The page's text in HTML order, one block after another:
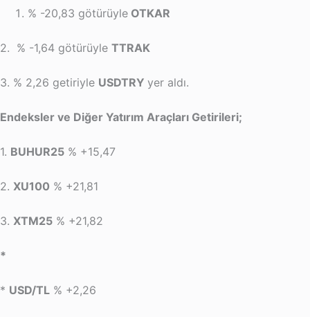
% -20,83 götürüyle OTKAR
2. % -1,64 götürüyle TTRAK
3. % 2,26 getiriyle USDTRY yer aldı.
Endeksler ve Diğer Yatırım Araçları Getirileri;
1. BUHUR25 % +15,47
2. XU100 % +21,81
3. XTM25 % +21,82
*
* USD/TL % +2,26